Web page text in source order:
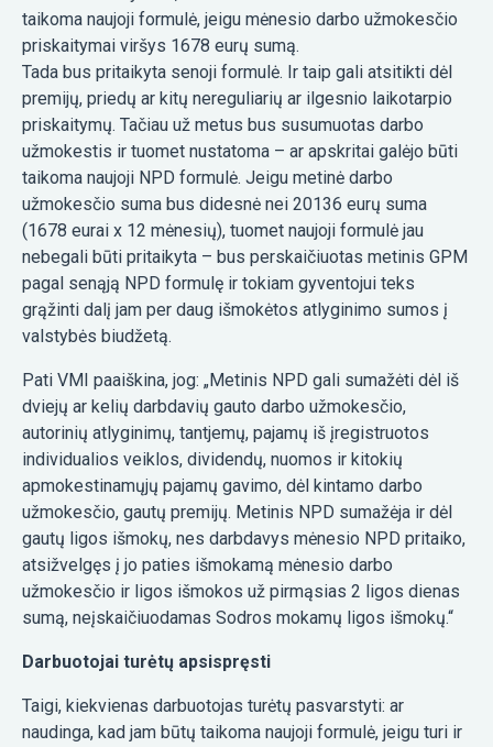
taikoma naujoji formulė, jeigu mėnesio darbo užmokesčio
priskaitymai viršys 1678 eurų sumą.
Tada bus pritaikyta senoji formulė. Ir taip gali atsitikti dėl
premijų, priedų ar kitų nereguliarių ar ilgesnio laikotarpio
priskaitymų. Tačiau už metus bus susumuotas darbo
užmokestis ir tuomet nustatoma – ar apskritai galėjo būti
taikoma naujoji NPD formulė. Jeigu metinė darbo
užmokesčio suma bus didesnė nei 20136 eurų suma
(1678 eurai x 12 mėnesių), tuomet naujoji formulė jau
nebegali būti pritaikyta – bus perskaičiuotas metinis GPM
pagal senąją NPD formulę ir tokiam gyventojui teks
grąžinti dalį jam per daug išmokėtos atlyginimo sumos į
valstybės biudžetą.
Pati VMI paaiškina, jog: „Metinis NPD gali sumažėti dėl iš
dviejų ar kelių darbdavių gauto darbo užmokesčio,
autorinių atlyginimų, tantjemų, pajamų iš įregistruotos
individualios veiklos, dividendų, nuomos ir kitokių
apmokestinamųjų pajamų gavimo, dėl kintamo darbo
užmokesčio, gautų premijų. Metinis NPD sumažėja ir dėl
gautų ligos išmokų, nes darbdavys mėnesio NPD pritaiko,
atsižvelgęs į jo paties išmokamą mėnesio darbo
užmokesčio ir ligos išmokos už pirmąsias 2 ligos dienas
sumą, neįskaičiuodamas Sodros mokamų ligos išmokų.“
Darbuotojai turėtų apsispręsti
Taigi, kiekvienas darbuotojas turėtų pasvarstyti: ar
naudinga, kad jam būtų taikoma naujoji formulė, jeigu turi ir